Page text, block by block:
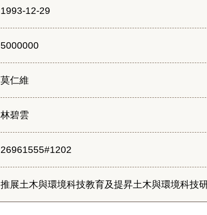
1993-12-29
5000000
莫仁維
林碧雲
26961555#1202
推展土木與環境科技教育及提昇土木與環境科技研